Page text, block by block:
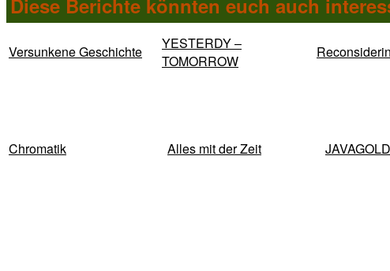
Diese Berichte könnten euch auch
Versunkene Geschichte
YESTERDY –
TOMORROW
Chromatik Alles mit der Zeit JAVAGOLD